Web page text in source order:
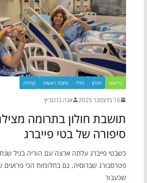
בריאות חולון כללי כתבה ראשית קהילה
16 בדצמבר 2025 אנה ברנוביץ
תושבת חולון בתרומה
סיפורה של בטי פייברג
כשבטי פייברג עלתה ארצה עם הוריה בגיל
פטרסבורג שברוסיה, גם בחלומות הכי
שכעבור